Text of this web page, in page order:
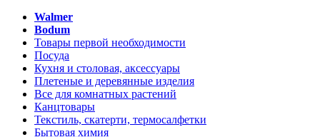
Walmer
Bodum
Товары первой необходимости
Посуда
Кухня и столовая, аксессуары
Плетеные и деревянные изделия
Все для комнатных растений
Канцтовары
Текстиль, скатерти, термосалфетки
Бытовая химия